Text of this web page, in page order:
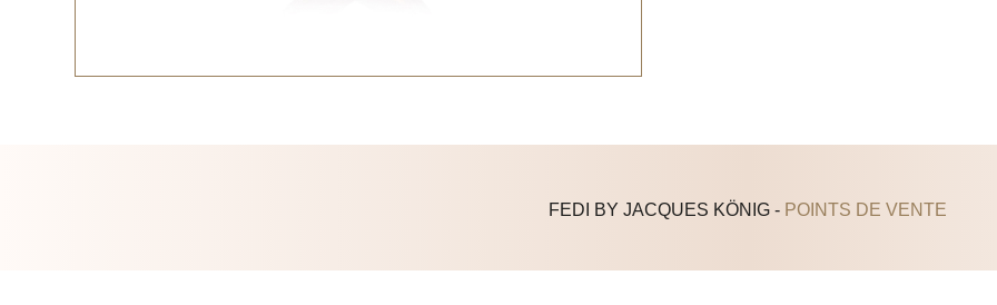
FEDI BY JACQUES KÖNIG - POINTS DE VENTE